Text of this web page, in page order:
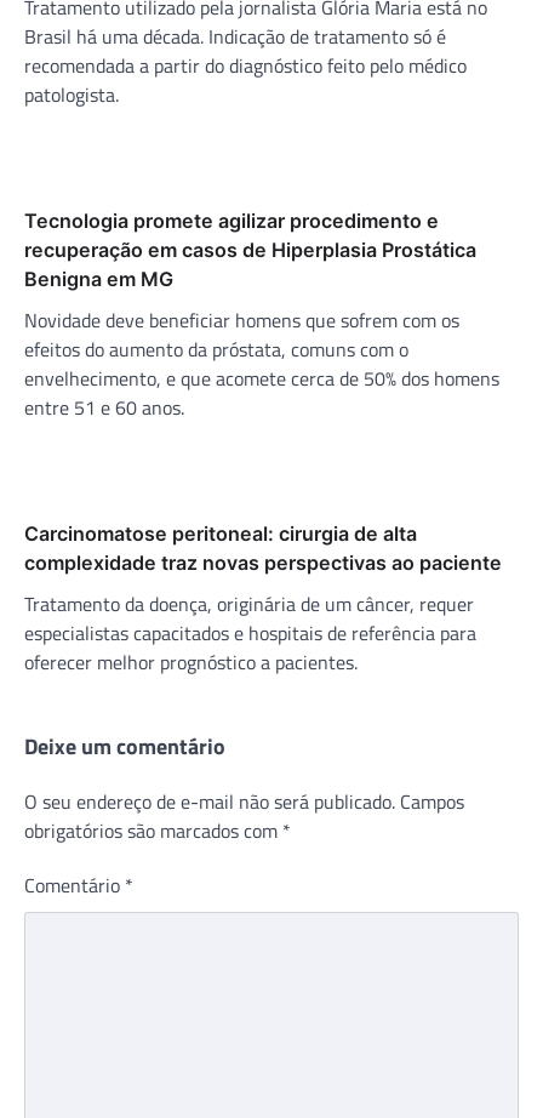
Tratamento utilizado pela jornalista Glória Maria está no
Brasil há uma década. Indicação de tratamento só é
recomendada a partir do diagnóstico feito pelo médico
patologista.
Tecnologia promete agilizar procedimento e
recuperação em casos de Hiperplasia Prostática
Benigna em MG
Novidade deve beneficiar homens que sofrem com os
efeitos do aumento da próstata, comuns com o
envelhecimento, e que acomete cerca de 50% dos homens
entre 51 e 60 anos.
Carcinomatose peritoneal: cirurgia de alta
complexidade traz novas perspectivas ao paciente
Tratamento da doença, originária de um câncer, requer
especialistas capacitados e hospitais de referência para
oferecer melhor prognóstico a pacientes.
Deixe um comentário
O seu endereço de e-mail não será publicado. Campos
obrigatórios são marcados com *
Comentário *